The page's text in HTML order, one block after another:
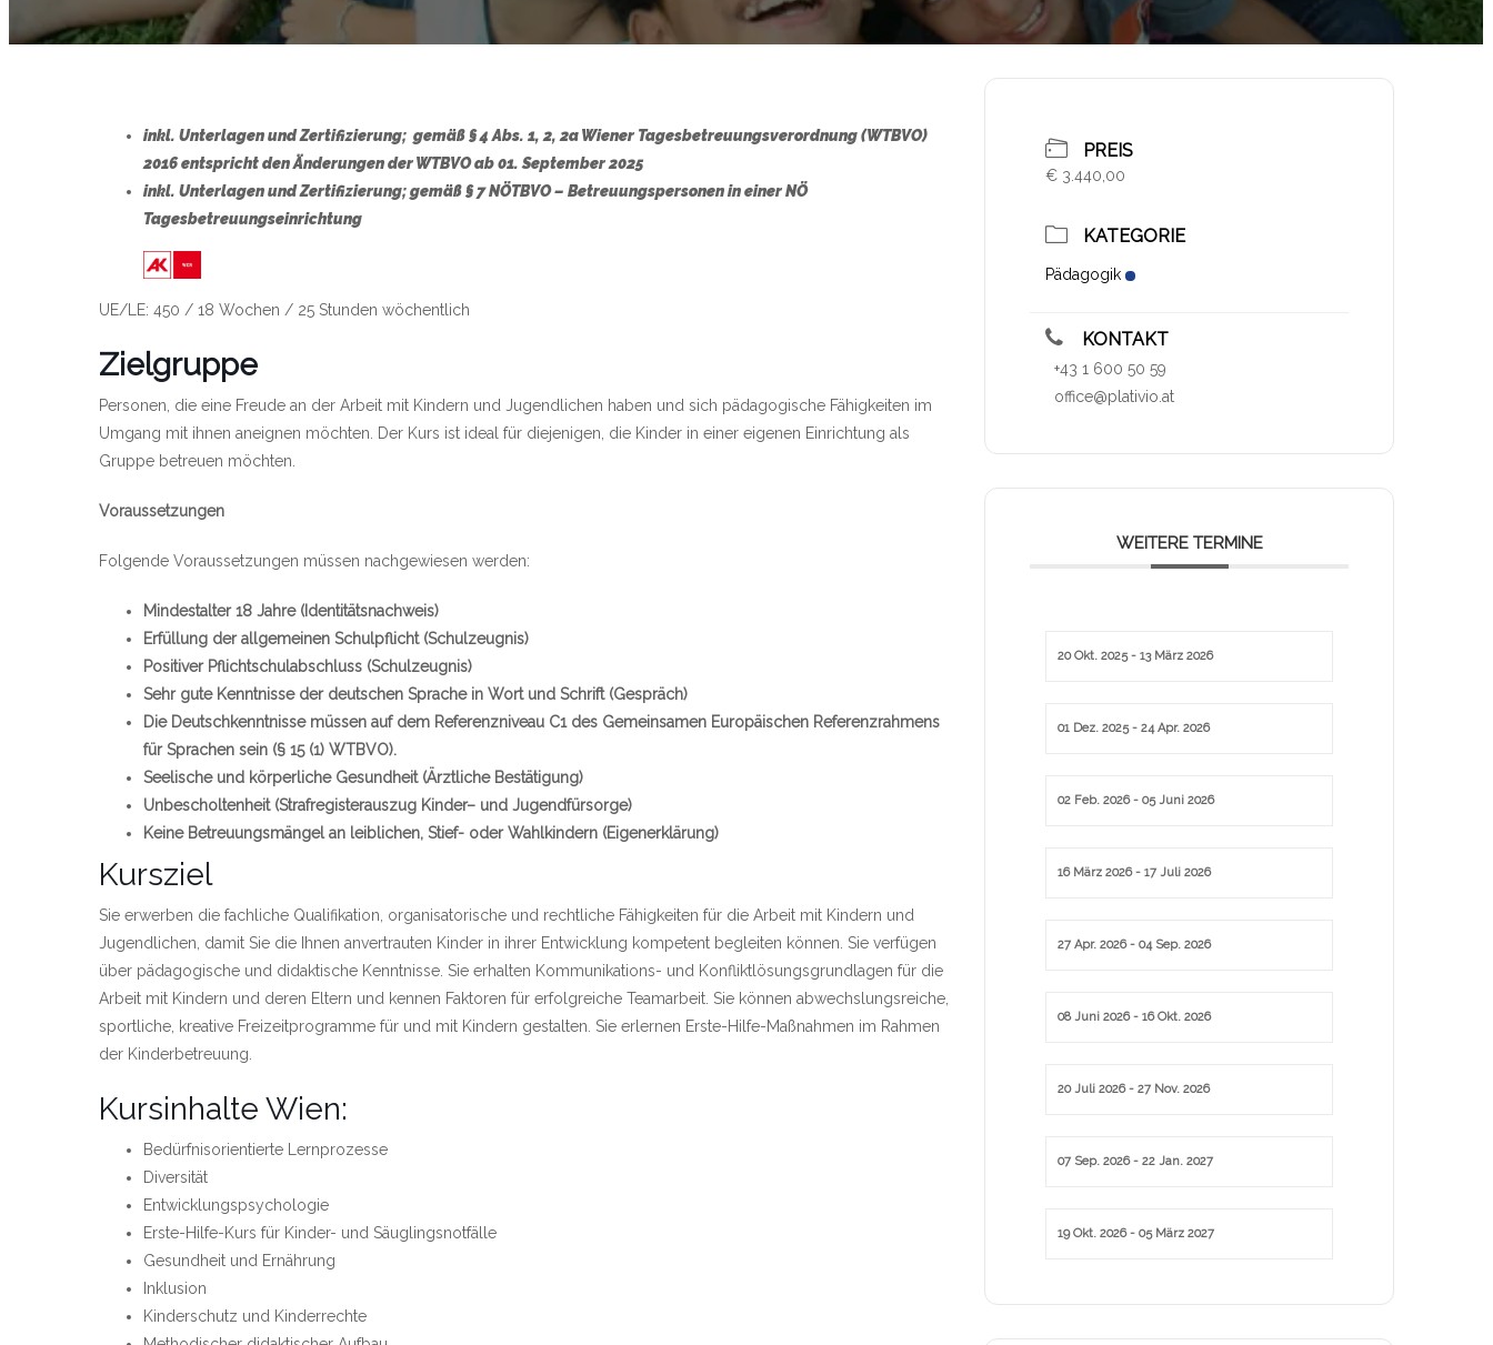
inkl. Unterlagen und Zertifizierung; gemäß § 4 Abs. 1, 2, 2a Wiener Tagesbetreuungsverordnung (WTBVO)
2016 entspricht den Änderungen der WTBVO ab 01. September 2025
inkl. Unterlagen und Zertifizierung;gemäß § 7 NÖTBVO– Betreuungspersonen in einer NÖ
Tagesbetreuungseinrichtung
UE/LE: 450 / 18 Wochen / 25 Stunden wöchentlich
Zielgruppe
Personen, die eine Freude an der Arbeit mit Kindern und Jugendlichen haben und sich pädagogische Fähigkeiten im
Umgang mit ihnen aneignen möchten. Der Kurs ist ideal für diejenigen, die Kinder in einer eigenen Einrichtung als
Gruppe betreuen möchten.
Voraussetzungen
Folgende Voraussetzungen müssen nachgewiesen werden:
Mindestalter 18 Jahre (Identitätsnachweis)
Erfüllung der allgemeinen Schulpflicht (Schulzeugnis)
Positiver Pflichtschulabschluss (Schulzeugnis)
Sehr gute Kenntnisse der deutschen Sprache in Wort und Schrift (Gespräch)
Die Deutschkenntnisse müssen auf dem Referenzniveau C1 des Gemeinsamen Europäischen Referenzrahmens
für Sprachen sein (§ 15 (1) WTBVO).
Seelische und körperliche Gesundheit (Ärztliche Bestätigung)
Unbescholtenheit (Strafregisterauszug Kinder– und Jugendfürsorge)
Keine Betreuungsmängel an leiblichen, Stief- oder Wahlkindern (Eigenerklärung)
Kursziel
Sie erwerben die fachliche Qualifikation, organisatorische und rechtliche Fähigkeiten für die Arbeit mit Kindern und
Jugendlichen, damit Sie die Ihnen anvertrauten Kinder in ihrer Entwicklung kompetent begleiten können. Sie verfügen
über pädagogische und didaktische Kenntnisse. Sie erhalten Kommunikations- und Konfliktlösungsgrundlagen für die
Arbeit mit Kindern und deren Eltern und kennen Faktoren für erfolgreiche Teamarbeit. Sie können abwechslungsreiche,
sportliche, kreative Freizeitprogramme für und mit Kindern gestalten. Sie erlernen Erste-Hilfe-Maßnahmen im Rahmen
der Kinderbetreuung.
Kursinhalte Wien:
Bedürfnisorientierte Lernprozesse
Diversität
Entwicklungspsychologie
Erste-Hilfe-Kurs für Kinder- und Säuglingsnotfälle
Gesundheit und Ernährung
Inklusion
Kinderschutz und Kinderrechte
PREIS
€ 3.440,00
KATEGORIE
Pädagogik
KONTAKT
+43 1 600 50 59
office@plativio.at
WEITERE TERMINE
20 Okt. 2025- 13 März 2026
01 Dez. 2025- 24 Apr. 2026
02 Feb. 2026- 05 Juni 2026
16 März 2026- 17 Juli 2026
27 Apr. 2026- 04 Sep. 2026
08 Juni 2026- 16 Okt. 2026
20 Juli 2026- 27 Nov. 2026
07 Sep. 2026- 22 Jan. 2027
19 Okt. 2026- 05 März 2027